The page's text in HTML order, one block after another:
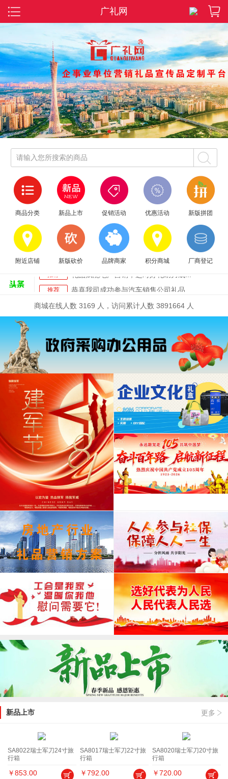
广礼网
1 2 3 4
请输入您所搜索的商品
商品分类 新品上市 促销活动 优惠活动 新版拼团
附近店铺 新版砍价 品牌商家 积分商城 厂商登记
恭喜我司成功参与汽车销售公司礼品...
推荐 端午将至，员工福利、节日慰问、商...
广礼网升级开业公告
推荐 恭喜我司成功参与汽车销售公司礼品...
推荐 端午将至，员工福利、节日慰问、商...
推荐 广礼网升级开业公告
礼品赋能地产营销，选对好礼助力成...
商城在线人数 3169 人，访问累计人数 3891664 人
新品上市 更多
SA8022瑞士军刀24寸旅
行箱
￥853.00
SA8017瑞士军刀22寸旅
行箱
￥792.00
SA8020瑞士军刀20寸旅
行箱
￥720.00